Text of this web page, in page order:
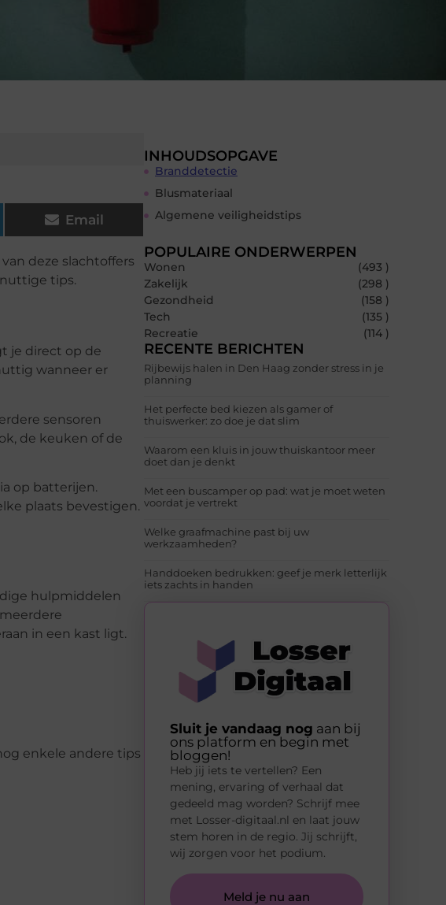
Email
deze slachtoffers
tips.
je direct op de
wanneer er
sensoren
de keuken of de
op batterijen.
plaats bevestigen.
hulpmiddelen
in een kast ligt.
enkele andere tips
INHOUDSOPGAVE
Branddetectie
Blusmateriaal
Algemene veiligheidstips
POPULAIRE ONDERWERPEN
Wonen
(493 )
Zakelijk
(298 )
Gezondheid
(158 )
Tech
(135 )
Recreatie
(114 )
RECENTE BERICHTEN
Rijbewijs halen in Den Haag zonder stress in je
planning
Het perfecte bed kiezen als gamer of
thuiswerker: zo doe je dat slim
Waarom een kluis in jouw thuiskantoor meer
doet dan je denkt
Met een buscamper op pad: wat je moet weten
voordat je vertrekt
Welke graafmachine past bij uw
werkzaamheden?
Handdoeken bedrukken: geef je merk letterlijk
iets zachts in handen
Sluit je vandaag nog aan bij
ons platform en begin met
bloggen!
Heb jij iets te vertellen? Een
mening, ervaring of verhaal dat
gedeeld mag worden? Schrijf mee
met Losser-digitaal.nl en laat jouw
stem horen in de regio. Jij schrijft,
wij zorgen voor het podium.
Meld je nu aan